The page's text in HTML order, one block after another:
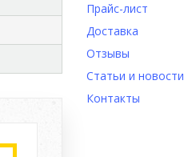
Прайс-лист
Доставка
Отзывы
Статьи и новости
Контакты